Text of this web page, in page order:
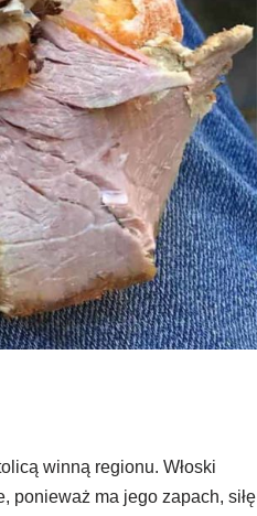
winną regionu. Włoski
ponieważ ma jego zapach, siłę